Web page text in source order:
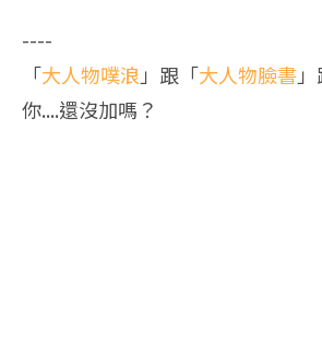
----
「大人物噗浪」跟「大人物臉書
你....還沒加嗎？